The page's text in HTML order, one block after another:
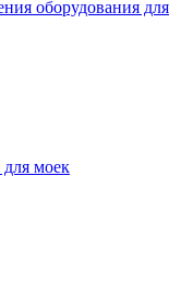
оборудования для